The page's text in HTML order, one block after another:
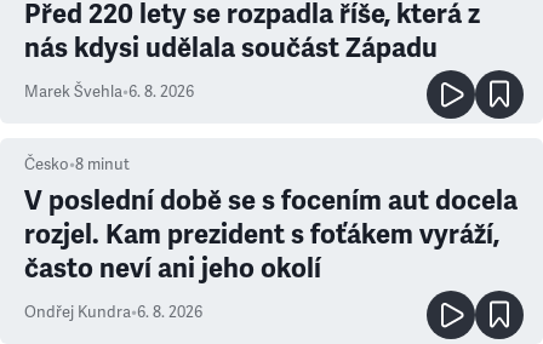
Před 220 lety se rozpadla říše, která z
nás kdysi udělala součást Západu
Marek Švehla•6. 8. 2026
Česko•8 minut
V poslední době se s focením aut docela
rozjel. Kam prezident s foťákem vyráží,
často neví ani jeho okolí
Ondřej Kundra•6. 8. 2026